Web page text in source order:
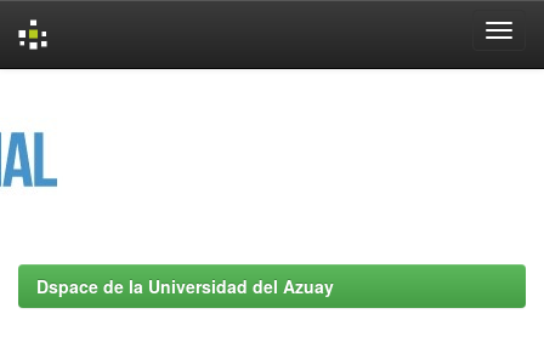
Dspace de la Universidad del Azuay